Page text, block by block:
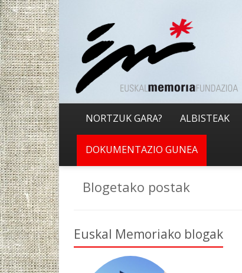
NORTZUK GARA? ALBISTEAK
DOKUMENTAZIO GUNEA
Blogetako postak
Euskal Memoriako blogak